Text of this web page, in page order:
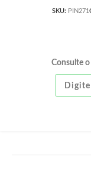
SKU: PIN271
Consulte